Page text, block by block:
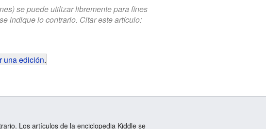
se puede utilizar libremente para fines
indique lo contrario. Citar este artículo:
una edición.
Los artículos de la enciclopedia Kiddle se